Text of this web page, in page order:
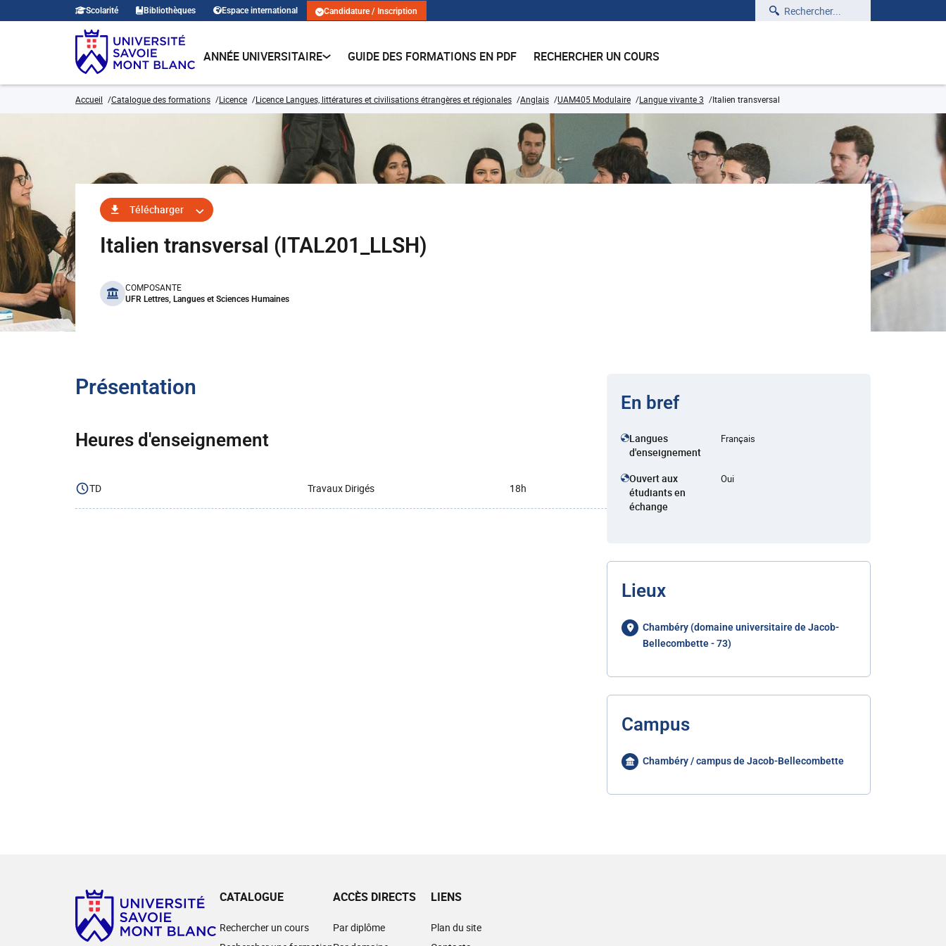
Scolarité Bibliothèques Espace international Candidature / Inscription Rechercher
ANNÉE UNIVERSITAIRE GUIDE DES FORMATIONS EN PDF RECHERCHER UN COURS
Accueil Catalogue des formations Licence Licence Langues, littératures et civilisations étrangères et régionales Anglais UAM405 Modulaire Langue vivante 3 Italien transversal
Télécharger
Italien transversal (ITAL201_LLSH)
benefits
COMPOSANTE
UFR Lettres, Langues et Sciences Humaines
Présentation
Heures d'enseignement
TD Travaux Dirigés 18h
En bref
Langues
d'enseignement
Français
Ouvert aux
étudiants en
échange
Oui
Lieux
Chambéry (domaine universitaire de Jacob-
Bellecombette - 73)
Campus
Chambéry / campus de Jacob-Bellecombette
CATALOGUE
Rechercher un cours
ACCÈS DIRECTS
Par diplôme
LIENS
Plan du site